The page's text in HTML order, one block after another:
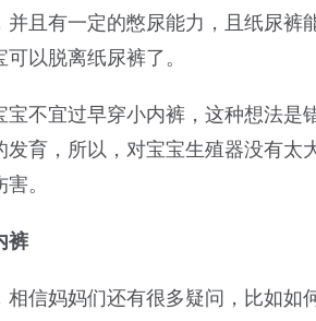
并且有一定的憋尿能力，且纸尿
以脱离纸尿裤了。
宝不宜过早穿小内裤，这种想法
发育，所以，对宝宝生殖器没有
。
裤
相信妈妈们还有很多疑问，比如